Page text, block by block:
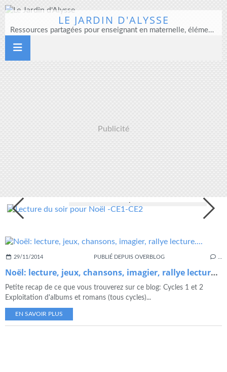
LE JARDIN D'ALYSSE
Ressources partagées pour enseignant en maternelle, élémentaire et direction d'école
Publicité
Lecture du soir pour Noël -CE1-CE2
29/11/2014 PUBLIÉ DEPUIS OVERBLOG
Noël: lecture, jeux, chansons, imagier, rallye lecture....
Petite recap de ce que vous trouverez sur ce blog: Cycles 1 et 2
Exploitation d'albums et romans (tous cycles)...
EN SAVOIR PLUS